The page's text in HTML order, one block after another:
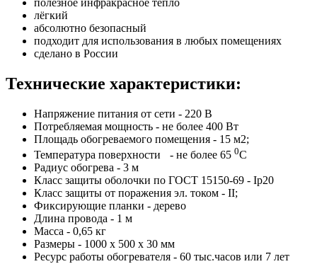
полезное инфракрасное тепло
лёгкий
абсолютно безопасный
подходит для использования в любых помещениях
сделано в России
Технические характеристики:
Напряжение питания от сети - 220 В
Потребляемая мощность - не более 400 Вт
Площадь обогреваемого помещения - 15 м2;
Температура поверхности
- не более 65 0С
Радиус обогрева - 3 м
Класс защиты оболочки по ГОСТ 15150-69 - Iр20
Класс защиты от поражения эл. током - II;
Фиксирующие планки - дерево
Длина провода - 1 м
Масса - 0,65 кг
Размеры - 1000 x 500 x 30 мм
Ресурс работы обогревателя - 60 тыс.часов или 7 лет